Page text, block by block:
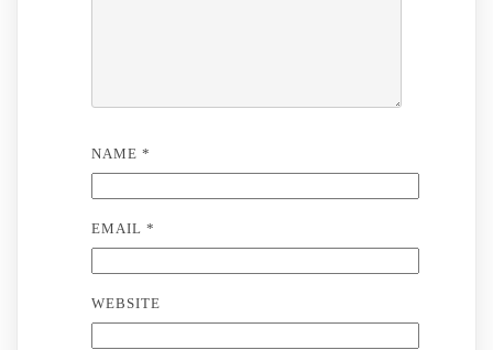
NAME *
EMAIL *
WEBSITE